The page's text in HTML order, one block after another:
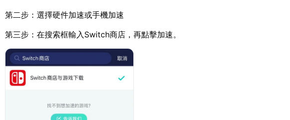
第二步：選擇硬件加速或手機加速
第三步：在搜索框輸入Switch商店，再點擊加速。